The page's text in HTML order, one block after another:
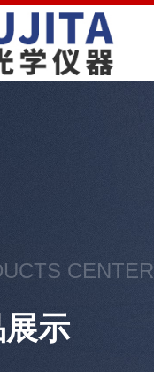
CENTER
示